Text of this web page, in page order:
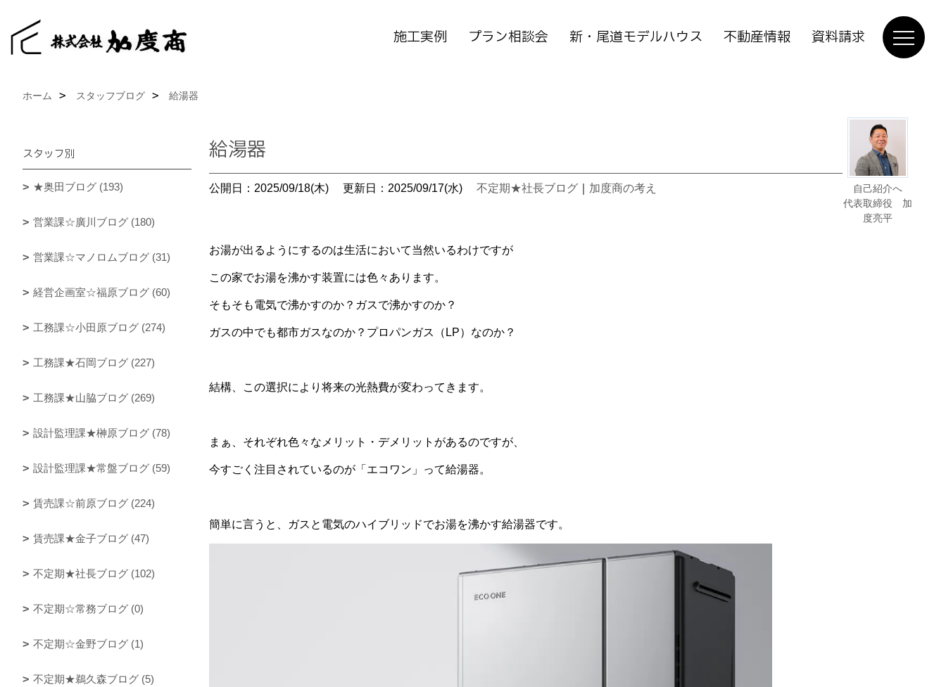
施工実例 プラン相談会 新・尾道モデルハウス 不動産情報 資料請求
ホーム スタッフブログ 給湯器
自己紹介へ
代表取締役 加
度亮平
給湯器
公開日：2025/09/18(木) 更新日：2025/09/17(水) 不定期★社長ブログ 加度商の考え
お湯が出るようにするのは生活において当然いるわけですが
この家でお湯を沸かす装置には色々あります。
そもそも電気で沸かすのか？ガスで沸かすのか？
ガスの中でも都市ガスなのか？プロパンガス（LP）なのか？
結構、この選択により将来の光熱費が変わってきます。
まぁ、それぞれ色々なメリット・デメリットがあるのですが、
今すごく注目されているのが「エコワン」って給湯器。
簡単に言うと、ガスと電気のハイブリッドでお湯を沸かす給湯器です。
スタッフ別
★奥田ブログ (193)
営業課☆廣川ブログ (180)
営業課☆マノロムブログ (31)
経営企画室☆福原ブログ (60)
工務課☆小田原ブログ (274)
工務課★石岡ブログ (227)
工務課★山脇ブログ (269)
設計監理課★榊原ブログ (78)
設計監理課★常盤ブログ (59)
賃売課☆前原ブログ (224)
賃売課★金子ブログ (47)
不定期★社長ブログ (102)
不定期☆常務ブログ (0)
不定期☆金野ブログ (1)
不定期★鵜久森ブログ (5)